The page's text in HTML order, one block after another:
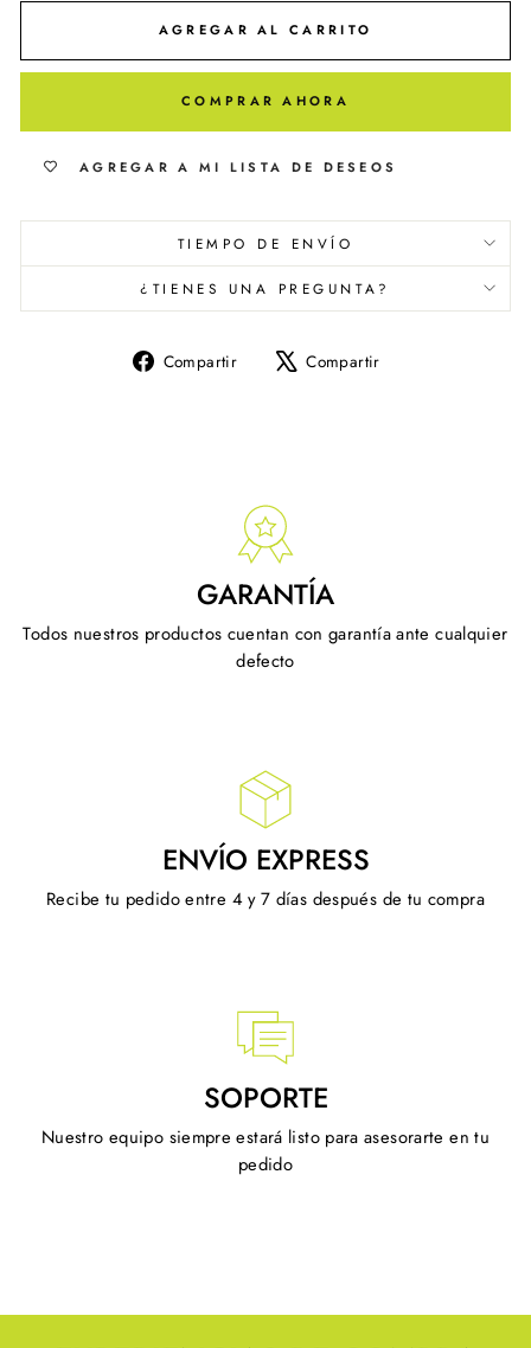
AGREGAR AL CARRITO
COMPRAR AHORA
AGREGAR A MI LISTA DE DESEOS
TIEMPO DE ENVÍO
¿TIENES UNA PREGUNTA?
Compartir
CompartirCompartir
GARANTÍA
Todos nuestros productos cuentan con garantía ante cualquier
defecto
ENVÍO EXPRESS
Recibe tu pedido entre 4 y 7 días después de tu compra
SOPORTE
Nuestro equipo siempre estará listo para asesorarte en tu
pedido